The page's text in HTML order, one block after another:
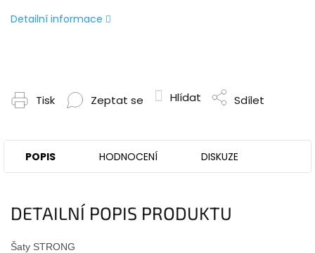
Detailní informace
Tisk Zeptat se Hlídat Sdílet
POPIS HODNOCENÍ DISKUZE
DETAILNÍ POPIS PRODUKTU
Šaty STRONG